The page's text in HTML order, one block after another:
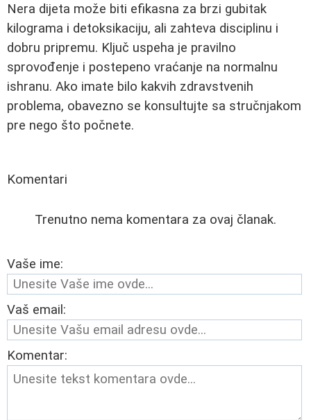
Nera dijeta može biti efikasna za brzi gubitak
kilograma i detoksikaciju, ali zahteva disciplinu i
dobru pripremu. Ključ uspeha je pravilno
sprovođenje i postepeno vraćanje na normalnu
ishranu. Ako imate bilo kakvih zdravstvenih
problema, obavezno se konsultujte sa stručnjakom
pre nego što počnete.
Komentari
Trenutno nema komentara za ovaj članak.
Vaše ime:
Vaš email:
Komentar: